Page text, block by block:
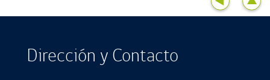
Dirección y Contacto